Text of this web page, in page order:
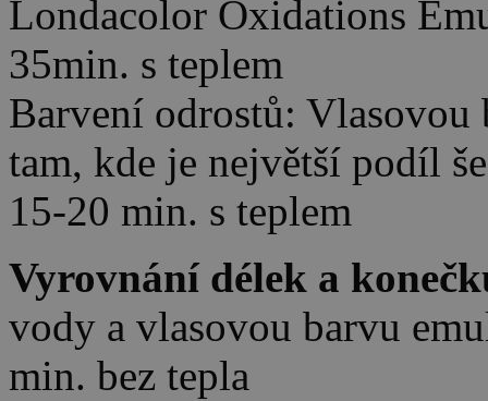
Londacolor Oxidations
35min. s teplem
Barvení odrostů: Vlasovou
tam, kde je největší podíl
15-20 min. s teplem
Vyrovnání délek a
vody a vlasovou barvu
min. bez tepla